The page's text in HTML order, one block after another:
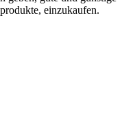
einzukaufen.